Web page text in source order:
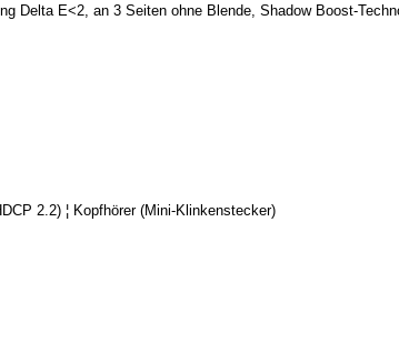
Delta E<2, an 3 Seiten ohne Blende, Shadow Boost-
2.2) ¦ Kopfhörer (Mini-Klinkenstecker)